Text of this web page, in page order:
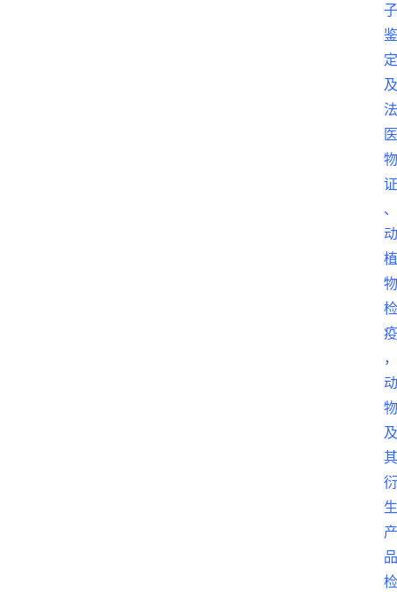
子
鉴
定
及
法
医
物
证
、
动
植
物
检
疫
，
动
物
及
其
衍
生
产
品
检